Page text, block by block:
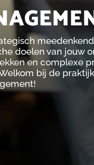
doelen van jouw
en complexe
bij de